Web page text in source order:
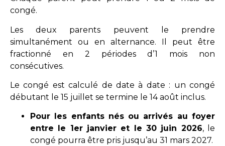
congé.
Les deux parents peuvent le prendre
simultanément ou en alternance. Il peut être
fractionné en 2 périodes d’1 mois non
consécutives.
Le congé est calculé de date à date : un congé
débutant le 15 juillet se termine le 14 août inclus.
Pour les enfants nés ou arrivés au foyer
entre le 1er janvier et le 30 juin 2026, le
congé pourra être pris jusqu’au 31 mars 2027.